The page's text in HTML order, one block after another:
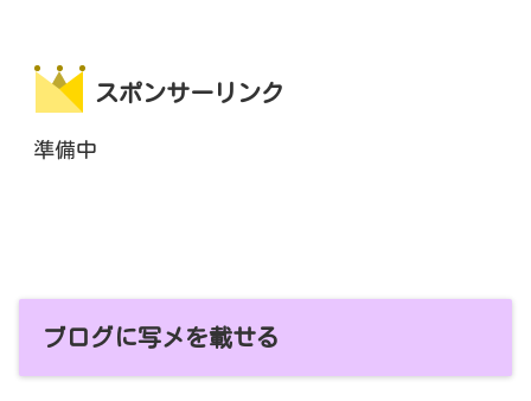
スポンサーリンク
準備中
ブログに写メを載せる